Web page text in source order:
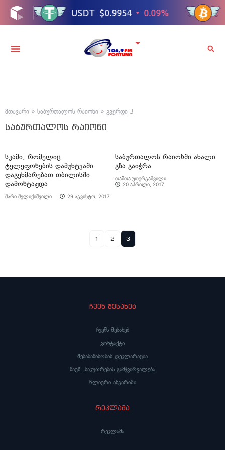
მთავარი » საბურთალოს რაიონი » გვერდი 3
საბურთალოს რაიონი
სკამი, რომელიც
ტელეფონების დამუხტვაში
დაგეხმარებათ თბილისში
დამონტაჟდა
მარი მელიქიშვილი 29 აგვისტო, 2017
საბურთალოს რაიონში ახალი
გზა გაიჭრა
თამთა უთურგაშვილი
20 აპრილი, 2017
1 2 3
ჩვენ შესახებ
ჩვენს შესახებ
კონტაქტი
შესაბამისობის დეკლარაცია
მაუწ. საკუთრების გამჭვირვალება
წლიური ანგარიში
რეკლამა
რეკლამა